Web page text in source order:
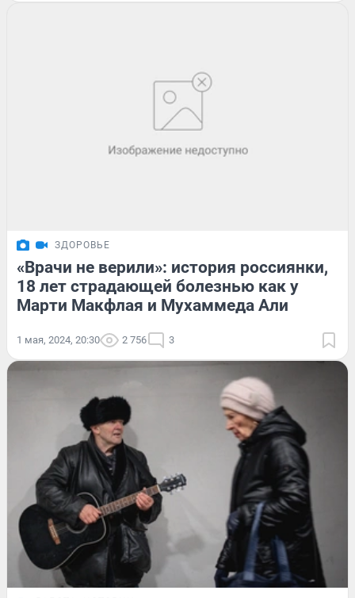
ЗДОРОВЬЕ
«Врачи не верили»: история россиянки,
18 лет страдающей болезнью как у
Марти Макфлая и Мухаммеда Али
1 мая, 2024, 20:30 2 756 3